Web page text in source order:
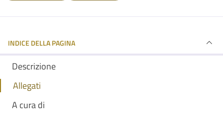
INDICE DELLA PAGINA
Descrizione
Allegati
A cura di